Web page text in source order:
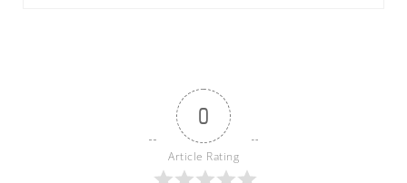
0
Article Rating